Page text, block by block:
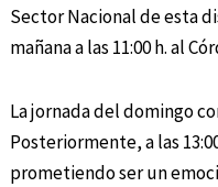
Sector Nacional de esta
mañana a las 11:00 h. al
La jornada del domingo
Posteriormente, a las
prometiendo ser un